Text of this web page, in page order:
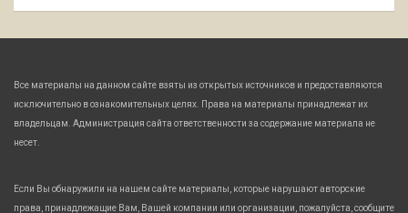
Все материалы на данном сайте взяты из открытых источников и предоставляются
исключительно в ознакомительных целях. Права на материалы принадлежат их
владельцам. Администрация сайта ответственности за содержание материала не
несет.
Если Вы обнаружили на нашем сайте материалы, которые нарушают авторские
права, принадлежащие Вам, Вашей компании или организации, пожалуйста, сообщите